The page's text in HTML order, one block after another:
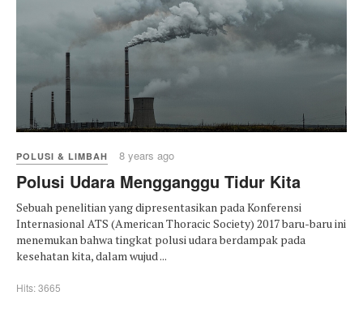
POLUSI & LIMBAH 8 years ago
Polusi Udara Mengganggu Tidur Kita
Sebuah penelitian yang dipresentasikan pada Konferensi
Internasional ATS (American Thoracic Society) 2017 baru-baru ini
menemukan bahwa tingkat polusi udara berdampak pada
kesehatan kita, dalam wujud ...
Hits: 3665